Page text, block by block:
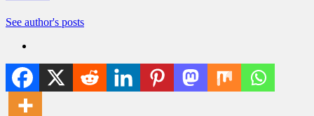
See author's posts